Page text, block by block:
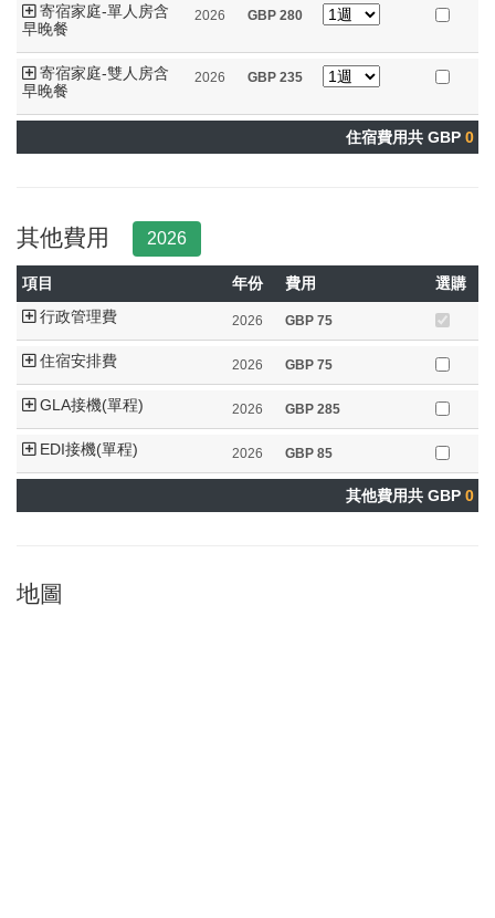
寄宿家庭-單人房含
早晚餐
2026 GBP 280
寄宿家庭-雙人房含
早晚餐
2026 GBP 235
住宿費用共 GBP 0
其他費用 2026
項目 年份 費用
選購
行政管理費
2026 GBP 75
住宿安排費 2026 GBP 75
GLA接機(單程) 2026 GBP 285
EDI接機(單程) 2026 GBP 85
其他費用共 GBP 0
地圖